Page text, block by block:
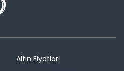
Altın Fiyatları